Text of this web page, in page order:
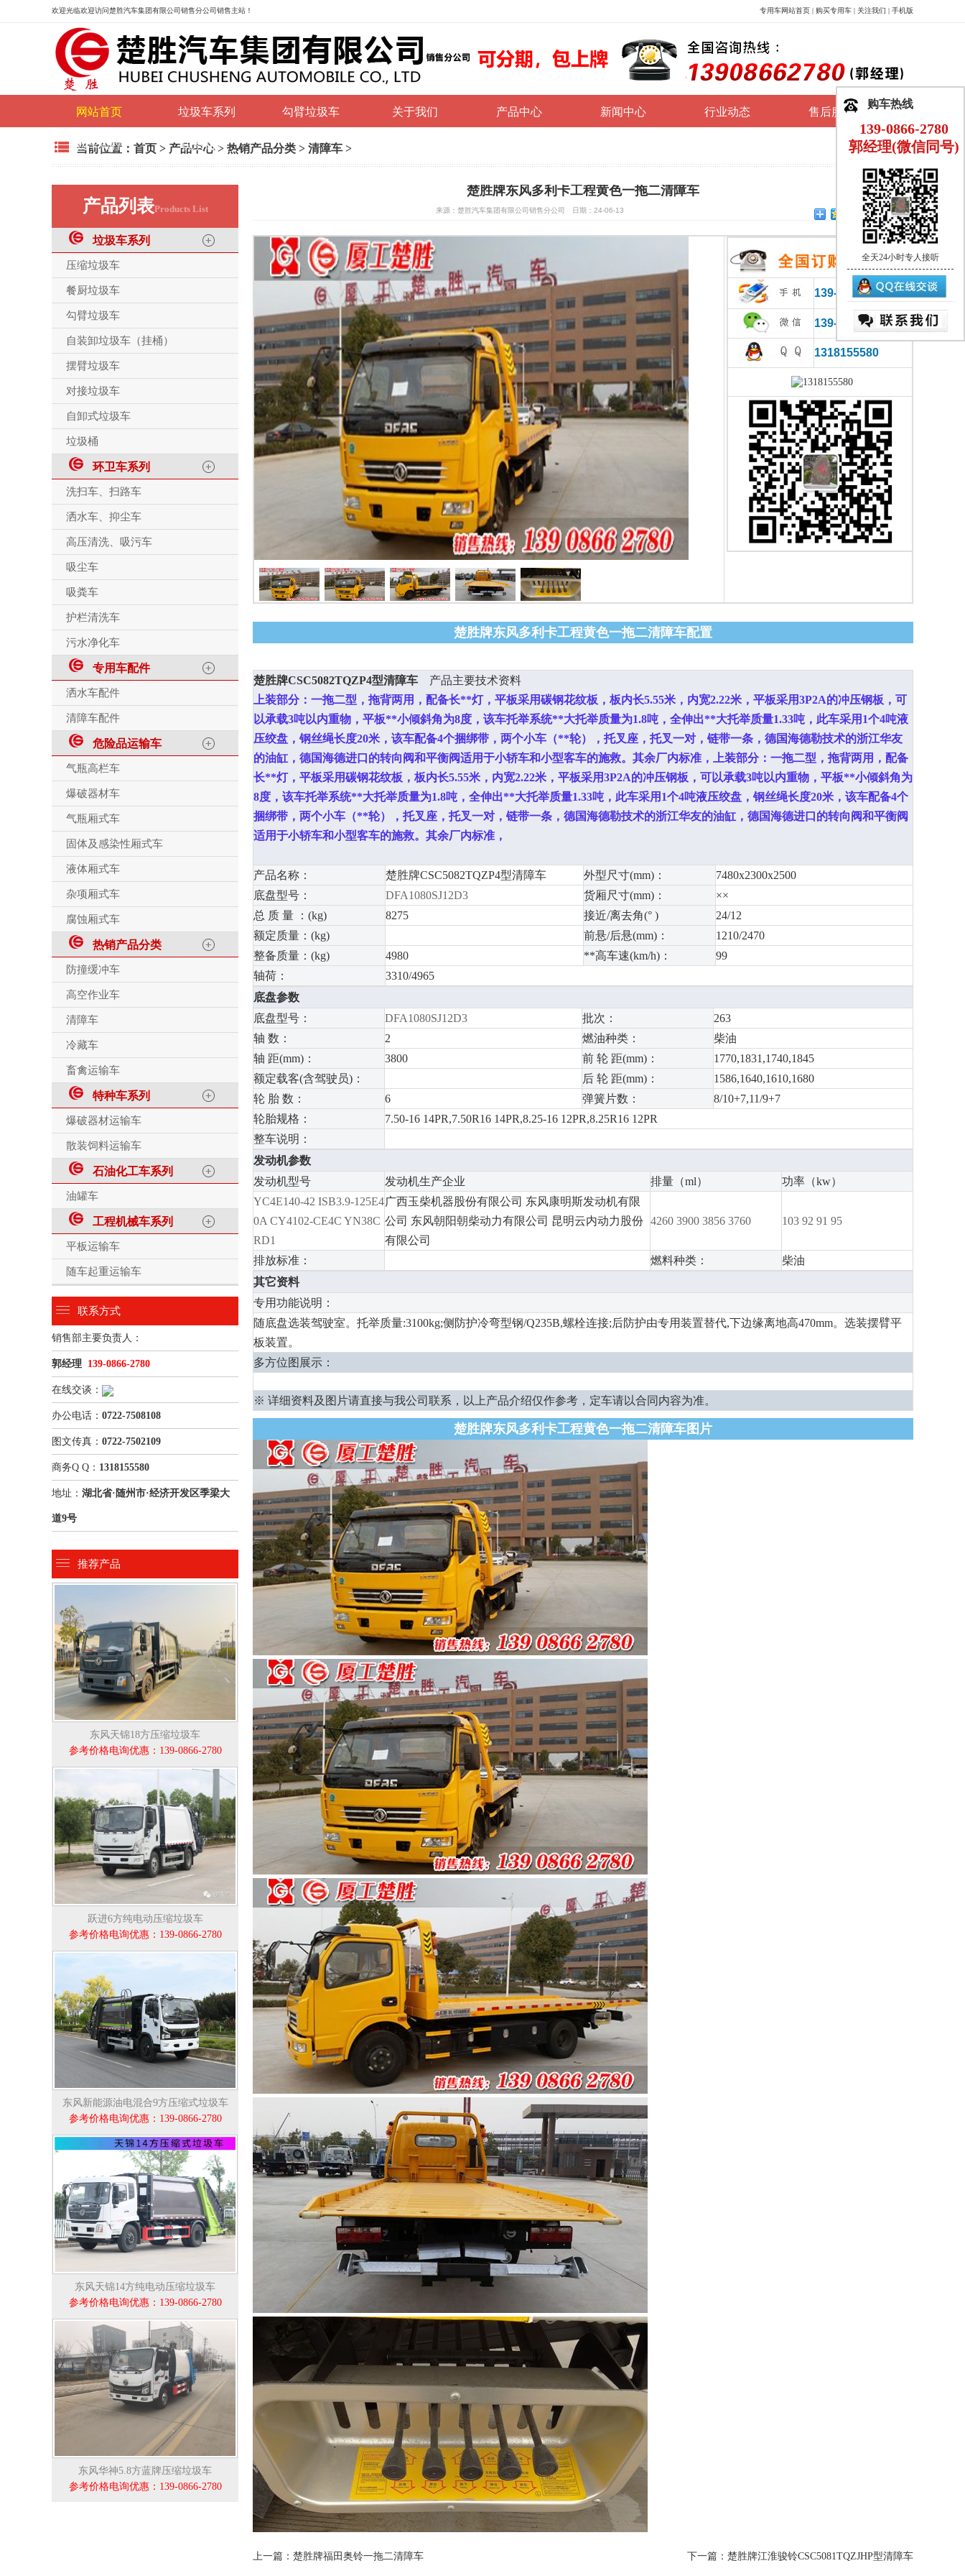
欢迎光临欢迎访问楚胜汽车集团有限公司销售分公司销售主站！ 专用车网站首页 | 购买专用车 | 关注我们 | 手机版
网站首页 垃圾车系列 勾臂垃圾车 关于我们 产品中心 新闻中心 行业动态 售后服务
购车流程 联系我们
当前位置： 首页 > 产品中心> 热销产品分类 > 清障车 >
产品列表Products List
垃圾车系列
压缩垃圾车
餐厨垃圾车
勾臂垃圾车
自装卸垃圾车（挂桶）
摆臂垃圾车
对接垃圾车
自卸式垃圾车
垃圾桶
环卫车系列
洗扫车、扫路车
洒水车、抑尘车
高压清洗、吸污车
吸尘车
吸粪车
护栏清洗车
污水净化车
专用车配件
洒水车配件
清障车配件
危险品运输车
气瓶高栏车
爆破器材车
气瓶厢式车
固体及感染性厢式车
液体厢式车
杂项厢式车
腐蚀厢式车
热销产品分类
防撞缓冲车
高空作业车
清障车
冷藏车
畜禽运输车
特种车系列
爆破器材运输车
散装饲料运输车
石油化工车系列
油罐车
工程机械车系列
平板运输车
随车起重运输车
联系方式
销售部主要负责人：
郭经理 139-0866-2780
在线交谈：
办公电话： 0722-7508108
图文传真： 0722-7502109
商务Q Q： 1318155580
地址： 湖北省·随州市·经济开发区季梁大
道9号
推荐产品
东风天锦18方压缩垃圾车
参考价格电询优惠：139-0866-2780
跃进6方纯电动压缩垃圾车
参考价格电询优惠：139-0866-2780
东风新能源油电混合9方压缩式垃圾车
参考价格电询优惠：139-0866-2780
东风天锦14方纯电动压缩垃圾车
参考价格电询优惠：139-0866-2780
东风华神5.8方蓝牌压缩垃圾车
参考价格电询优惠：139-0866-2780
楚胜牌东风多利卡工程黄色一拖二清障车
来源：楚胜汽车集团有限公司销售分公司 日期：24-06-13
139-0866-2780
139-0866-2780
1318155580
楚胜牌东风多利卡工程黄色一拖二清障车配置
楚胜牌CSC5082TQZP4型清障车 产品主要技术资料
上装部分： 一拖二型，拖背两用，配备长**灯，平板采用碳钢花纹板，板内长5.55米，内宽2.22米， 平板采用3P2A的冲压钢板， 可
以承载3吨以内重物，平板**小倾斜角为8度，该车托举系统**大托举质量为1.8吨，全伸出**大托举质量1.33吨，此车采用 1个4吨液
压绞盘，钢丝绳长度20米，该车配备4个捆绑带，两个小车（**轮），托叉座，托叉一对，链带一条，德国海德勒技术的浙江华友
的油缸，德国海德进口的转向阀和平衡阀适用于小轿车和小型客车的施救。其余厂内标准， 上装部分： 一拖二型，拖背两用，配备
长**灯，平板采用碳钢花纹板，板内长5.55米，内宽2.22米， 平板采用3P2A的冲压钢板， 可以承载3吨以内重物，平板**小倾斜角为
8度，该车托举系统**大托举质量为1.8吨，全伸出**大托举质量1.33吨，此车采用 1个4吨液压绞盘，钢丝绳长度20米，该车配备4个
捆绑带，两个小车（**轮），托叉座，托叉一对，链带一条，德国海德勒技术的浙江华友的油缸，德国海德进口的转向阀和平衡阀
适用于小轿车和小型客车的施救。其余厂内标准，
产品名称： 楚胜牌CSC5082TQZP4型清障车 外型尺寸(mm)：
7480x2300x2500
底盘型号：
DFA1080SJ12D3 货厢尺寸(mm)：
××
总 质 量 ：(kg)
8275 接近/离去角(° )
24/12
额定质量：(kg)
前悬/后悬(mm)：
1210/2470
整备质量：(kg)
4980 **高车速(km/h)：
99
轴荷：
3310/4965
底盘参数
底盘型号：
DFA1080SJ12D3 批次：
263
轴 数：
2 燃油种类：
柴油
轴 距(mm)：
3800 前 轮 距(mm)：
1770,1831,1740,1845
额定载客(含驾驶员)：
后 轮 距(mm)：
1586,1640,1610,1680
轮 胎 数：
6 弹簧片数：
8/10+7,11/9+7
轮胎规格：
7.50-16 14PR,7.50R16 14PR,8.25-16 12PR,8.25R16 12PR
整车说明：
发动机参数
发动机型号
发动机生产企业 排量（ml）
功率（kw）
YC4E140-42 ISB3.9-125E4
0A CY4102-CE4C YN38C
RD1
广西玉柴机器股份有限公司 东风康明斯发动机有限
公司 东风朝阳朝柴动力有限公司 昆明云内动力股份
有限公司
4260 3900 3856 3760 103 92 91 95
排放标准： 燃料种类：
柴油
其它资料
专用功能说明：
随底盘选装驾驶室。托举质量:3100kg;侧防护冷弯型钢/Q235B,螺栓连接;后防护由专用装置替代,下边缘离地高470mm。选装摆臂平
板装置。
多方位图展示：
※ 详细资料及图片请直接与我公司联系，以上产品介绍仅作参考，定车请以合同内容为准。
楚胜牌东风多利卡工程黄色一拖二清障车图片
上一篇：楚胜牌福田奥铃一拖二清障车 下一篇：楚胜牌江淮骏铃CSC5081TQZJHP型清障车
购车热线
139-0866-2780
郭经理(微信同号)
全天24小时专人接听